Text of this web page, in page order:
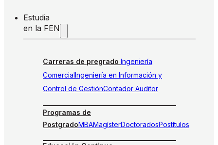
Estudia
en la FEN
Carreras de pregrado Ingeniería
ComercialIngeniería en Información y
Control de GestiónContador Auditor
Programas de
PostgradoMBAMagísterDoctoradosPostítulos